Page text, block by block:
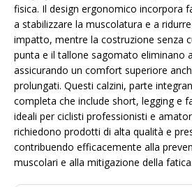
fisica. Il design ergonomico incorpora
a stabilizzare la muscolatura e a
impatto, mentre la costruzione senza
punta e il tallone sagomato eliminano
assicurando un comfort superiore
prolungati. Questi calzini, parte
completa che include short, legging e
ideali per ciclisti professionisti e
richiedono prodotti di alta qualità e
contribuendo efficacemente alla
muscolari e alla mitigazione della fatica.